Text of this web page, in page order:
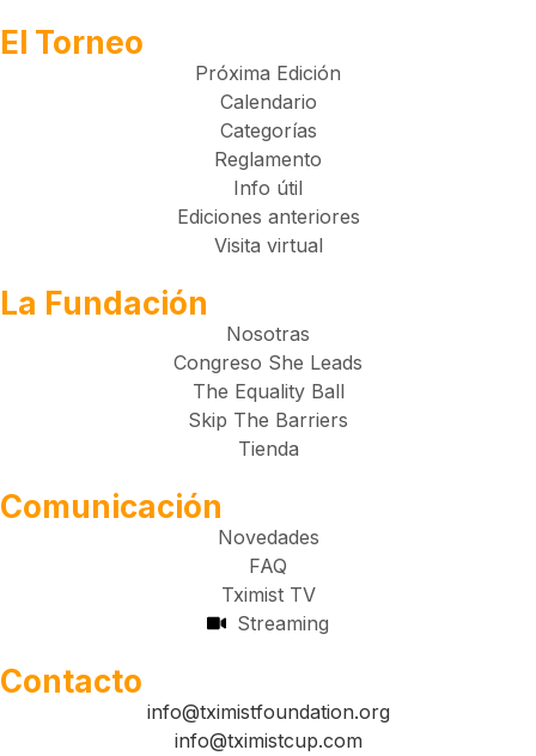
El Torneo
Próxima Edición
Calendario
Categorías
Reglamento
Info útil
Ediciones anteriores
Visita virtual
La Fundación
Nosotras
Congreso She Leads
The Equality Ball
Skip The Barriers
Tienda
Comunicación
Novedades
FAQ
Tximist TV
Streaming
Contacto
info@tximistfoundation.org
info@tximistcup.com